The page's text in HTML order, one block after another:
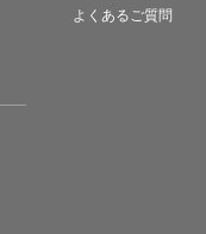
よくあるご質問